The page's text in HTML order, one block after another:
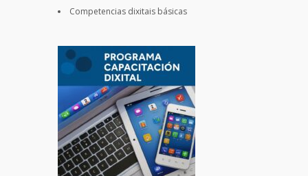
Competencias dixitais básicas